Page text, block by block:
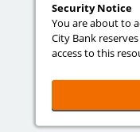
Security Notice
You are about to
City Bank
access to this